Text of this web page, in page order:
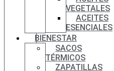
VEGETALES
ACEITES
ESENCIALES
BIENESTAR
SACOS
TÉRMICOS
ZAPATILLAS